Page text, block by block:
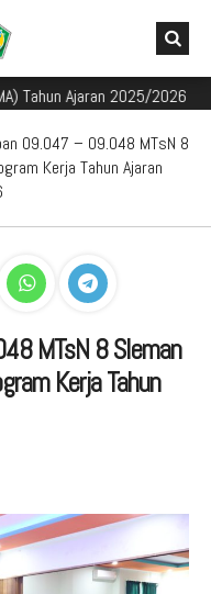
Ajaran 2025/2026
09.047 – 09.048 MTsN 8
Kerja Tahun Ajaran
MTsN 8 Sleman
Kerja Tahun